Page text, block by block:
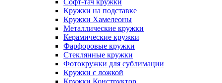
Софт-тач кружки
Кружки на подставке
Кружки Хамелеоны
Металлические кружки
Керамические кружки
Фарфоровые кружки
Стеклянные кружки
Фотокружки для сублимации
Кружки с ложкой
Кружки Конструктор